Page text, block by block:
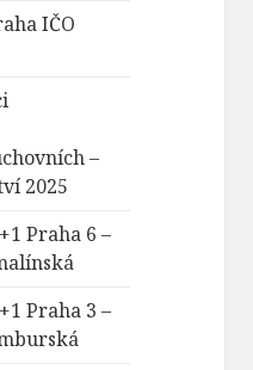
IČO
–
2025
Praha 6 –
Praha 3 –